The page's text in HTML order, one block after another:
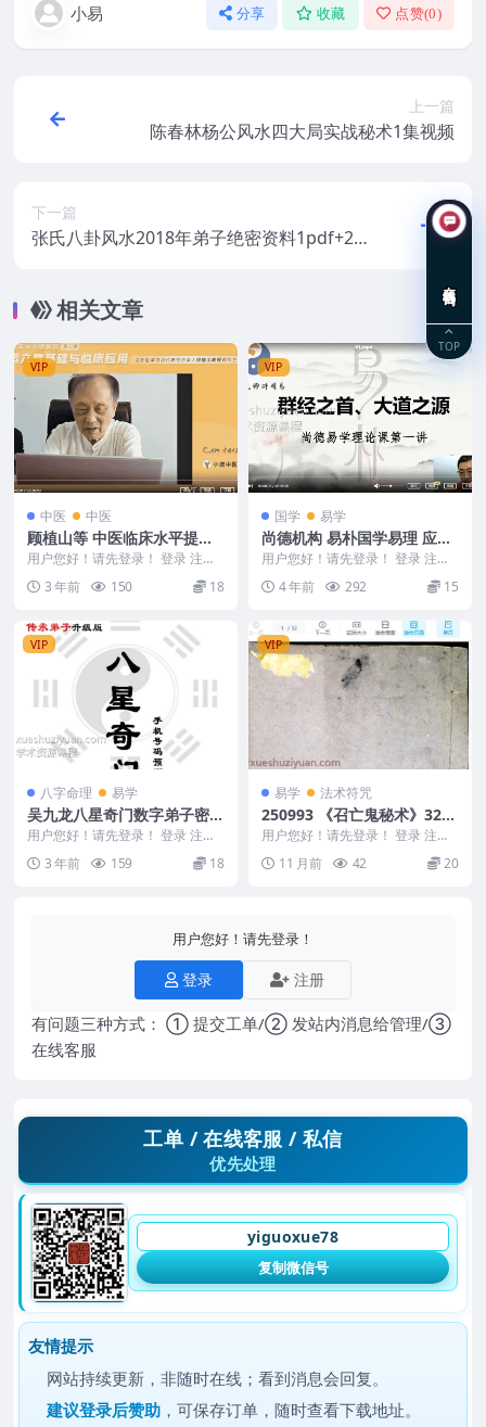
小易 分享 收藏 点赞(0)
上一篇
陈春林杨公风水四大局实战秘术1集视频
下一篇
张氏八卦风水2018年弟子绝密资料1pdf+2p
相关文章
VIP
中医 中医
顾植山等 中医临床水平提高
班 第三期 五运六气基础与临
床应用7集视频
用户您好！请先登录！ 登录 注册
龙砂医学流派代表性传承人顾植
山 顾植山等 中...
3 年前 150 18
VIP
国学 易学
尚德机构 易朴国学易理 应天
老师讲周易 易朴国学易学理
论课程视频12集
用户您好！请先登录！ 登录 注册
易朴国学易理 应天老师讲周易 易
朴国学易学理论...
4 年前 292 15
VIP
八字命理 易学
吴九龙八星奇门数字弟子密训
资料升级版手机号码预测
用户您好！请先登录！ 登录 注册
吴九龙八星奇门数字弟子密训资料
升级版手机号码预...
3 年前 159 18
VIP
易学 法术符咒
250993 《召亡鬼秘术》32筒
子页
用户您好！请先登录！ 登录 注册
《召亡鬼秘术》32筒子页 250993
&nb...11 月前 42 20
用户您好！请先登录！
登录 注册
有问题三种方式： ① 提交工单/② 发站内消息给管理/③
在线客服
工单 / 在线客服 / 私信
优先处理
yiguoxue78
复制微信号
友情提示
网站持续更新，非随时在线；看到消息会回复。
建议登录后赞助 ，可保存订单，随时查看下载地址。
TOP